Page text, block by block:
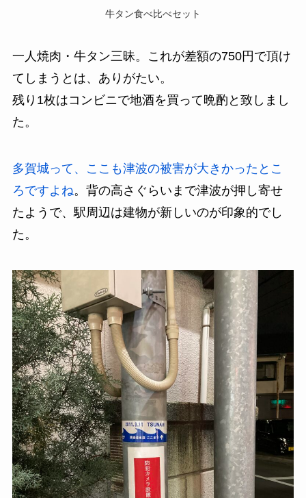
牛タン食べ比べセット
一人焼肉・牛タン三昧。これが差額の750円で頂け
てしまうとは、ありがたい。
残り1枚はコンビニで地酒を買って晩酌と致しまし
た。
多賀城って、ここも津波の被害が大きかったとこ
ろですよね。背の高さぐらいまで津波が押し寄せ
たようで、駅周辺は建物が新しいのが印象的でし
た。